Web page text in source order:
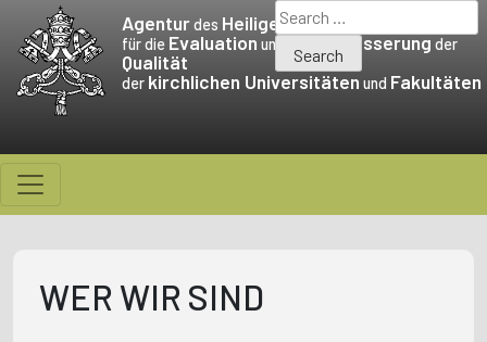
content
Agenturdes Heiligen Stuhls
für die Evaluation und die Verbesserungder
Qualität
der kirchlichen Universitäten und Fakultäten
Search
for:
WER WIR SIND